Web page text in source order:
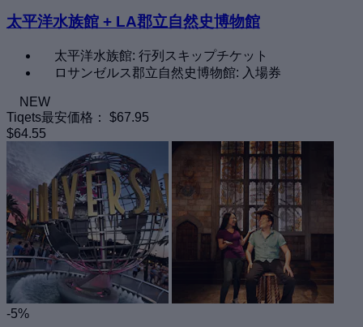
太平洋水族館 + LA郡立自然史博物館
太平洋水族館: 行列スキップチケット
ロサンゼルス郡立自然史博物館: 入場券
NEW
Tiqets最安価格：
$67.95
$64.55
-5%